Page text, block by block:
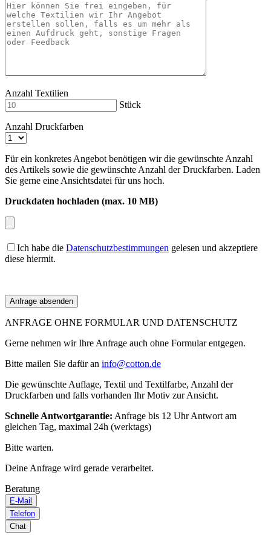
Anzahl Textilien
Stück
Anzahl Druckfarben
Für ein konkretes Angebot benötigen wir die gewünschte Anzahl
des Artikels sowie die gewünschte Anzahl der Druckfarben. Laden
Sie gerne eine Ansichtsdatei für uns hoch.
Druckdaten hochladen (max. 10 MB)
Ich habe die Datenschutzbestimmungen gelesen und akzeptiere
diese hiermit.
ANFRAGE OHNE FORMULAR UND DATENSCHUTZ
Gerne nehmen wir Ihre Anfrage auch ohne Formular entgegen.
Bitte mailen Sie dafür an info@cotton.de
Die gewünschte Auflage, Textil und Textilfarbe, Anzahl der
Druckfarben und falls vorhanden Ihr Motiv zur Ansicht.
Schnelle Antwortgarantie: Anfrage bis 12 Uhr Antwort am
gleichen Tag, maximal 24h (werktags)
Bitte warten.
Deine Anfrage wird gerade verarbeitet.
Beratung
E-Mail
Telefon
Chat